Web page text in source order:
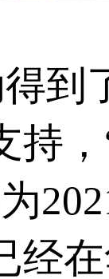
到
持
经